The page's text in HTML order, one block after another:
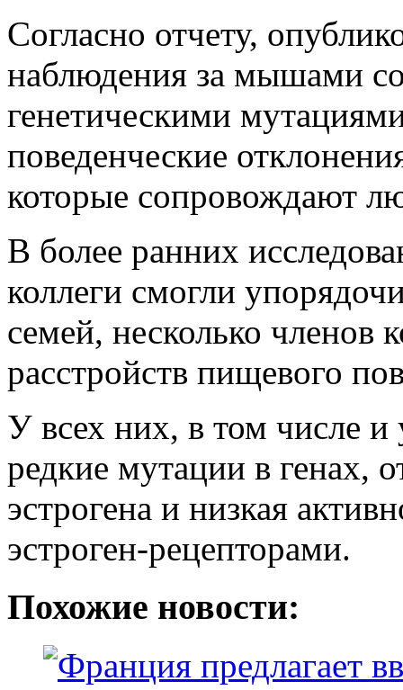
Согласно отчету,
наблюдения за мышами
генетическими
поведенческие
которые сопровождают
В более ранних
коллеги смогли
семей, несколько членов
расстройств пищевого
У всех них, в том числе
редкие мутации в генах,
эстрогена и низкая
эстроген-рецепторами.
Похожие новости: